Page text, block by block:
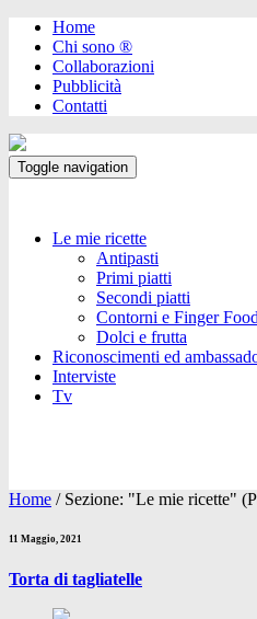
Home
Chi sono ®️
Collaborazioni
Pubblicità
Contatti
Toggle navigation
Le mie ricette
Antipasti
Primi piatti
Secondi piatti
Contorni e Finger Food
Dolci e frutta
Riconoscimenti ed
Interviste
Tv
Home / Sezione: "Le mie ricette"
11 Maggio, 2021
Torta di tagliatelle